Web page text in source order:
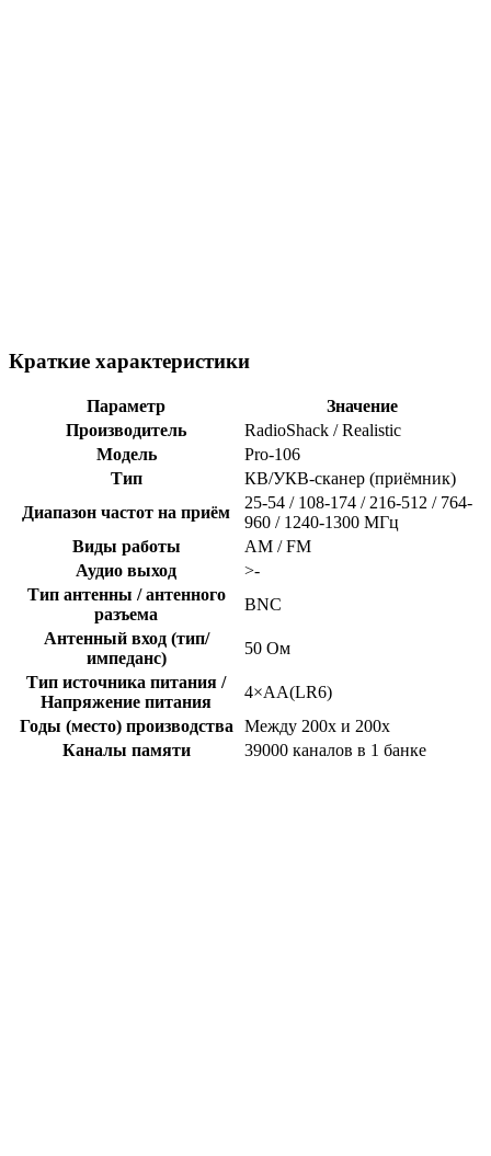
Краткие характеристики
Параметр
Значение
Производитель
RadioShack / Realistic
Модель
Pro-106
Тип
КВ/УКВ-сканер (приёмник)
Диапазон частот на приём
25-54 / 108-174 / 216-512 / 764-
960 / 1240-1300 МГц
Виды работы
AM / FM
Аудио выход
>-
Тип антенны / антенного
разъема
BNC
Антенный вход (тип/
импеданс)
50 Ом
Тип источника питания /
Напряжение питания
4×AA(LR6)
Годы (место) производства
Между 200x и 200x
Каналы памяти
39000 каналов в 1 банке